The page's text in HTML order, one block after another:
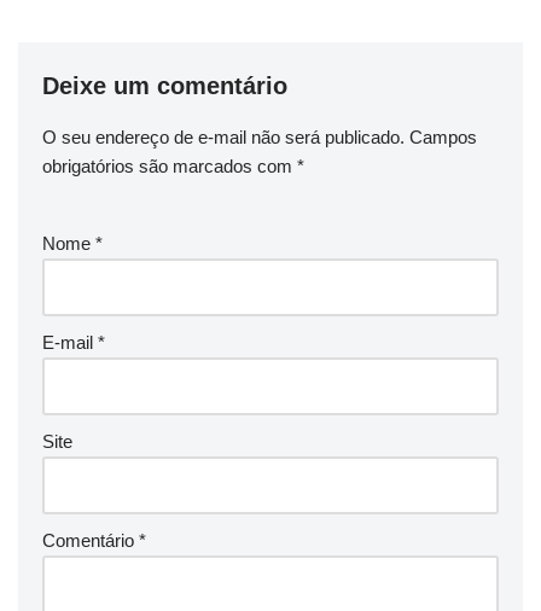
Deixe um comentário
O seu endereço de e-mail não será publicado. Campos
obrigatórios são marcados com *
Nome *
E-mail *
Site
Comentário *